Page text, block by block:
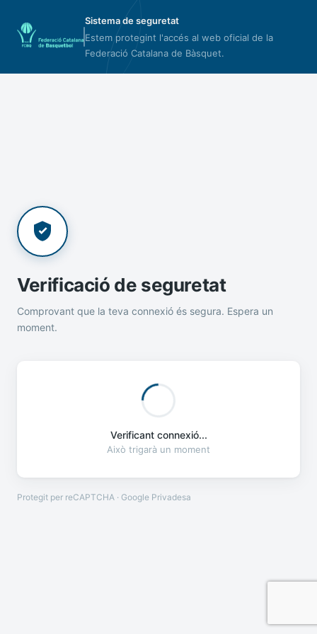
Sistema de seguretat
Estem protegint l'accés al web oficial de la
Federació Catalana de Bàsquet.
Verificació de seguretat
Comprovant que la teva connexió és segura. Espera un
moment.
Verificant connexió...
Això trigarà un moment
Protegit per reCAPTCHA · Google Privadesa